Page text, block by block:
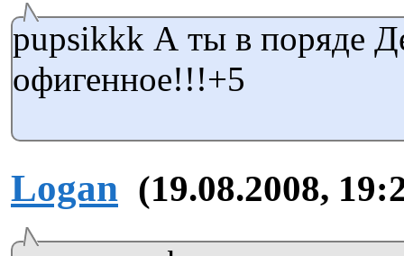
pupsikkk А ты в поряде
офигенное!!!+5
Logan (19.08.2008,